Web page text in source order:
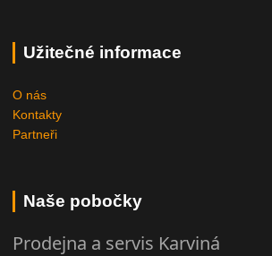
Užitečné informace
O nás
Kontakty
Partneři
Naše pobočky
Prodejna a servis Karviná